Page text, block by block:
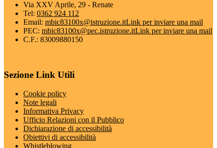
Via XXV Aprile, 29 - Renate
Tel: 0362 924 112
Email: mbic83100x@istruzione.itLink per inviare una mail
PEC: mbic83100x@pec.istruzione.itLink per inviare una mail
C.F.: 83009880150
Sezione Link Utili
Cookie policy
Note legali
Informativa Privacy
Ufficio Relazioni con il Pubblico
Dichiarazione di accessibilità
Obiettivi di accessibilità
Whistleblowing